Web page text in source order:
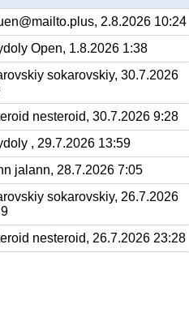
2.8.2026 10:24
Open, 1.8.2026 1:38
sokarovskiy, 30.7.2026
nesteroid, 30.7.2026 9:28
, 29.7.2026 13:59
jalann, 28.7.2026 7:05
sokarovskiy, 26.7.2026
nesteroid, 26.7.2026 23:28